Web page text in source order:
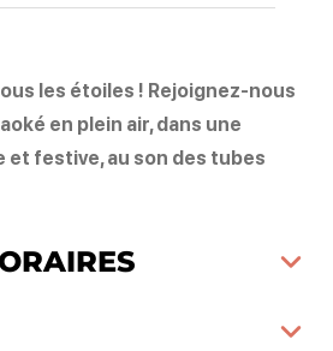
les étoiles ! Rejoignez-nous
en plein air, dans une
et festive, au son des tubes